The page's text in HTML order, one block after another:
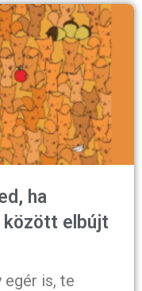
ha
között elbújt
is, te